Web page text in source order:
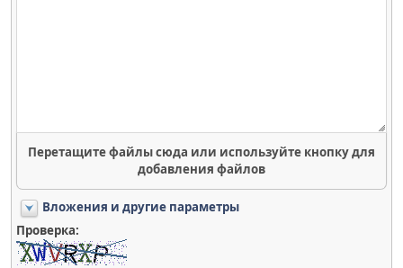
Перетащите файлы сюда или используйте кнопку для
добавления файлов
Вложения и другие параметры
Проверка: